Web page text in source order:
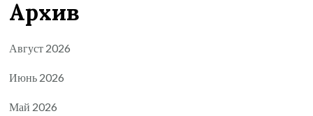
Архив
Август 2026
Июнь 2026
Май 2026